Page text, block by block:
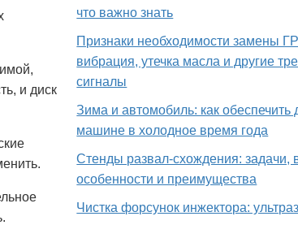
и диск
что важно знать
Признаки необходимости замены
вибрация, утечка масла и другие
сигналы
Зима и автомобиль: как обеспечить
машине в холодное время года
Стенды развал-схождения: задачи,
особенности и преимущества
Чистка форсунок инжектора: